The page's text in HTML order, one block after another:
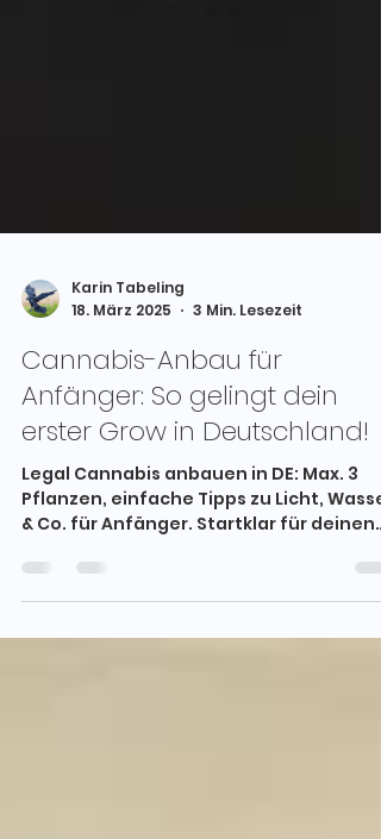
18. März 2025
3 Min. Lesezeit
Cannabis-Anbau für
Anfänger: So gelingt dein
erster Grow in Deutschland!
Legal Cannabis anbauen in DE: Max. 3
ersten Grow!